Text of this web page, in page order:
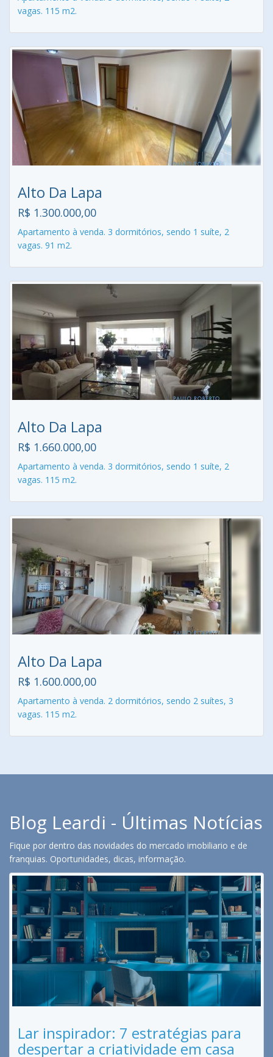
vagas. 115 m2.
Alto Da Lapa
R$ 1.300.000,00
Apartamento à venda. 3 dormitórios, sendo 1 suíte, 2
vagas. 91 m2.
Alto Da Lapa
R$ 1.660.000,00
Apartamento à venda. 3 dormitórios, sendo 1 suíte, 2
vagas. 115 m2.
Alto Da Lapa
R$ 1.600.000,00
Apartamento à venda. 2 dormitórios, sendo 2 suítes, 3
vagas. 115 m2.
Blog Leardi - Últimas Notícias
Fique por dentro das novidades do mercado imobiliario e de
franquias. Oportunidades, dicas, informação.
Lar inspirador: 7 estratégias para
despertar a criatividade em casa